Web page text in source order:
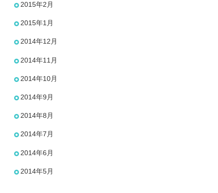
2015年2月
2015年1月
2014年12月
2014年11月
2014年10月
2014年9月
2014年8月
2014年7月
2014年6月
2014年5月